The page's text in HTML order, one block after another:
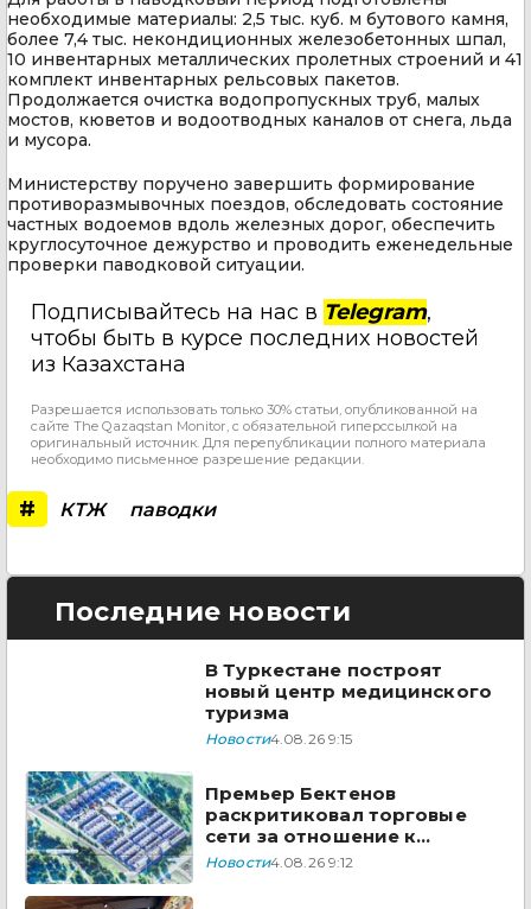
необходимые материалы: 2,5 тыс. куб. м бутового камня,
более 7,4 тыс. некондиционных железобетонных шпал,
10 инвентарных металлических пролетных строений и 41
комплект инвентарных рельсовых пакетов.
Продолжается очистка водопропускных труб, малых
мостов, кюветов и водоотводных каналов от снега, льда
и мусора.
Министерству поручено завершить формирование
противоразмывочных поездов, обследовать состояние
частных водоемов вдоль железных дорог, обеспечить
круглосуточное дежурство и проводить еженедельные
проверки паводковой ситуации.
Подписывайтесь на нас в Telegram,
чтобы быть в курсе последних новостей
из Казахстана
Разрешается использовать только 30% статьи, опубликованной на
сайте The Qazaqstan Monitor, с обязательной гиперссылкой на
оригинальный источник. Для перепубликации полного материала
необходимо письменное разрешение редакции.
# КТЖ паводки
Последние новости
В Туркестане построят
новый центр медицинского
туризма
Новости4.08.26 9:15
Премьер Бектенов
раскритиковал торговые
сети за отношение к
казахстанским товарам
Новости4.08.26 9:12